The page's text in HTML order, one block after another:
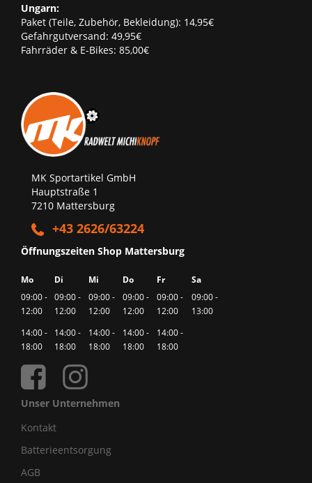
Ungarn:
Paket (Teile, Zubehör, Bekleidung): 14,95€
Gefahrgutversand: 49,95€
Fahrräder & E-Bikes: 85,00€
MK Sportartikel GmbH
Hauptstraße 1
7210 Mattersburg
+43 2626/63224
Öffnungszeiten Shop Mattersburg
Mo Di Mi Do Fr
Sa
09:00 -
12:00
09:00 -
12:00
09:00 -
12:00
09:00 -
12:00
09:00 -
12:00
09:00 -
13:00
14:00 -
18:00
14:00 -
18:00
14:00 -
18:00
14:00 -
18:00
14:00 -
18:00
Unser Unternehmen
Kontakt
Batterieentsorgung
AGB